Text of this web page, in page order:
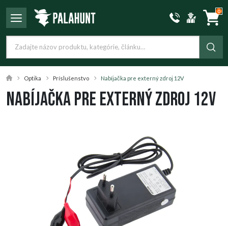
0
Optika Príslušenstvo Nabíjačka pre externý zdroj 12V
Nabíjačka pre externý zdroj 12V